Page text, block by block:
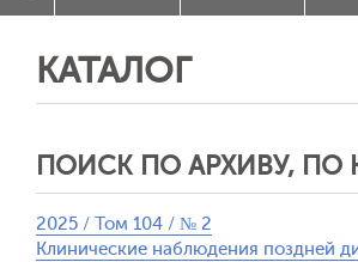
КАТАЛОГ
ПОИСК ПО АРХИВУ,
2025 / Том 104 / № 2
Клинические наблюдения поздней